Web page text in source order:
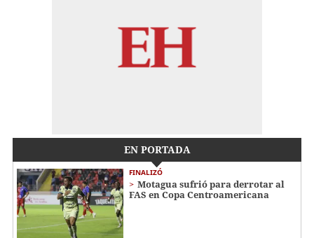
EN PORTADA
FINALIZÓ
Motagua sufrió para derrotar al
FAS en Copa Centroamericana